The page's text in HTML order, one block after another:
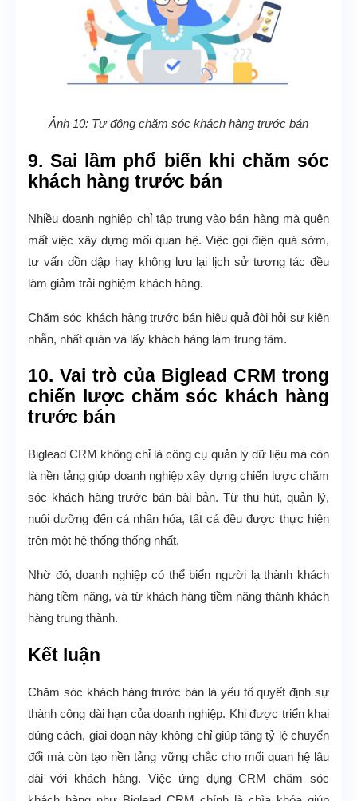
Ảnh 10: Tự động chăm sóc khách hàng trước bán
9. Sai lầm phổ biến khi chăm sóc
khách hàng trước bán
Nhiều doanh nghiệp chỉ tập trung vào bán hàng mà quên
mất việc xây dựng mối quan hệ. Việc gọi điện quá sớm,
tư vấn dồn dập hay không lưu lại lịch sử tương tác đều
làm giảm trải nghiệm khách hàng.
Chăm sóc khách hàng trước bán hiệu quả đòi hỏi sự kiên
nhẫn, nhất quán và lấy khách hàng làm trung tâm.
10. Vai trò của Biglead CRM trong
chiến lược chăm sóc khách hàng
trước bán
Biglead CRM không chỉ là công cụ quản lý dữ liệu mà còn
là nền tảng giúp doanh nghiệp xây dựng chiến lược chăm
sóc khách hàng trước bán bài bản. Từ thu hút, quản lý,
nuôi dưỡng đến cá nhân hóa, tất cả đều được thực hiện
trên một hệ thống thống nhất.
Nhờ đó, doanh nghiệp có thể biến người lạ thành khách
hàng tiềm năng, và từ khách hàng tiềm năng thành khách
hàng trung thành.
Kết luận
Chăm sóc khách hàng trước bán là yếu tố quyết định sự
thành công dài hạn của doanh nghiệp. Khi được triển khai
đúng cách, giai đoạn này không chỉ giúp tăng tỷ lệ chuyển
đổi mà còn tạo nền tảng vững chắc cho mối quan hệ lâu
dài với khách hàng. Việc ứng dụng CRM chăm sóc